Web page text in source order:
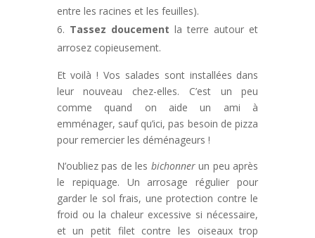
entre les racines et les feuilles).
Tassez doucement la terre autour et
arrosez copieusement.
Et voilà ! Vos salades sont installées dans
leur nouveau chez-elles. C’est un peu
comme quand on aide un ami à
emménager, sauf qu’ici, pas besoin de pizza
pour remercier les déménageurs !
N’oubliez pas de les bichonnerun peu après
le repiquage. Un arrosage régulier pour
garder le sol frais, une protection contre le
froid ou la chaleur excessive si nécessaire,
et un petit filet contre les oiseaux trop